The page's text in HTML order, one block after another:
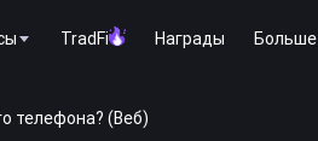
TradFi Награды Больше
телефона? (Веб)